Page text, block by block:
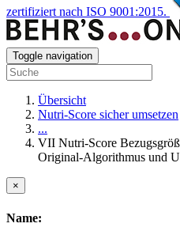
zertifiziert nach ISO 9001:2015.
Toggle navigation
Übersicht
Nutri-Score sicher umsetzen
...
VII Nutri-Score
Original-Algorithmus und
×
Name: